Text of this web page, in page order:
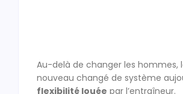
Au-delà de changer les hommes,
nouveau changé de système
flexibilité louée par l’entraîneur.